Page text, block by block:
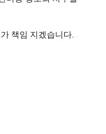
책임 지겠습니다.